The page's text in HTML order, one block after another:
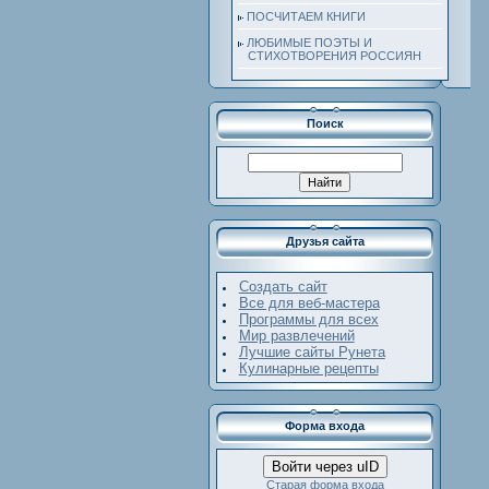
ПОСЧИТАЕМ КНИГИ
ЛЮБИМЫЕ ПОЭТЫ И
СТИХОТВОРЕНИЯ РОССИЯН
Поиск
Друзья сайта
Создать сайт
Все для веб-мастера
Программы для всех
Мир развлечений
Лучшие сайты Рунета
Кулинарные рецепты
Форма входа
Войти через uID
Старая форма входа